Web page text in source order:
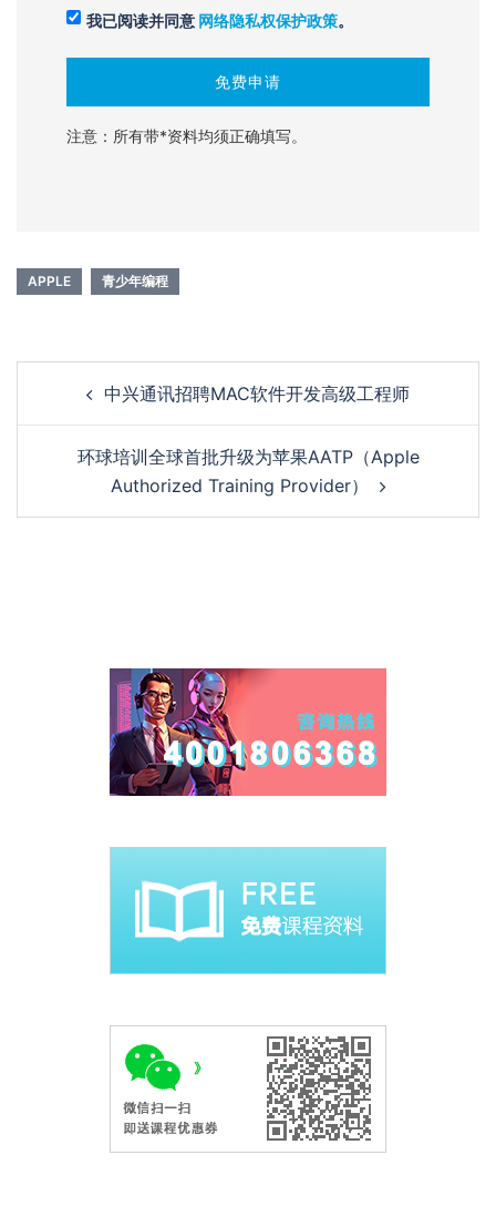
我已阅读并同意 网络隐私权保护政策。
注意：所有带*资料均须正确填写。
APPLE 青少年编程
navigation中兴通讯招聘MAC软件开发高级工程师
环球培训全球首批升级为苹果AATP（Apple
Authorized Training Provider）